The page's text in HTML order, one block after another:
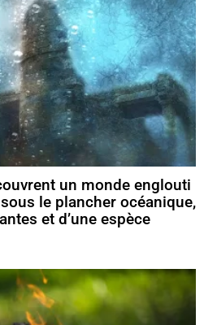
un monde englouti
le plancher océanique,
et d’une espèce